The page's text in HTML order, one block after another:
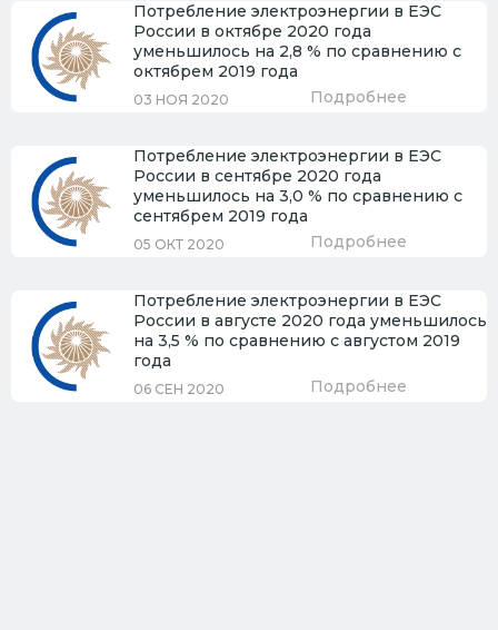
Потребление электроэнергии в ЕЭС
России в октябре 2020 года
уменьшилось на 2,8 % по сравнению с
октябрем 2019 года
03 НОЯ 2020 Подробнее
Потребление электроэнергии в ЕЭС
России в сентябре 2020 года
уменьшилось на 3,0 % по сравнению с
сентябрем 2019 года
05 ОКТ 2020 Подробнее
Потребление электроэнергии в ЕЭС
России в августе 2020 года уменьшилось
на 3,5 % по сравнению с августом 2019
года
06 СЕН 2020 Подробнее